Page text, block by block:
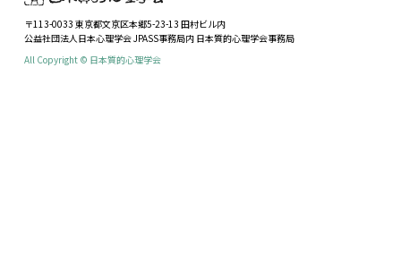
〒113-0033 東京都文京区本郷5-23-13 田村ビル内
公益社団法人日本心理学会 JPASS事務局内 日本質的心理学会事務局
All Copyright © 日本質的心理学会